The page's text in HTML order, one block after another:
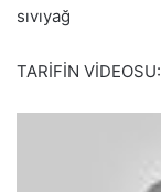
sıvıyağ
TARİFİN VİDEOSU: